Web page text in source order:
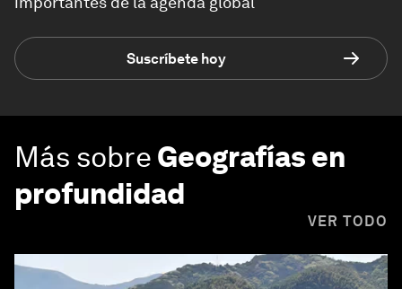
Suscríbete hoy
Más sobre Geografías en
profundidad
VER TODO